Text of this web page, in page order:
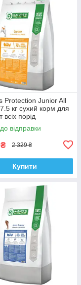
Protection Junior All
кг сухий корм для
всіх порід
відправки
₴ 2 329 ₴
Купити